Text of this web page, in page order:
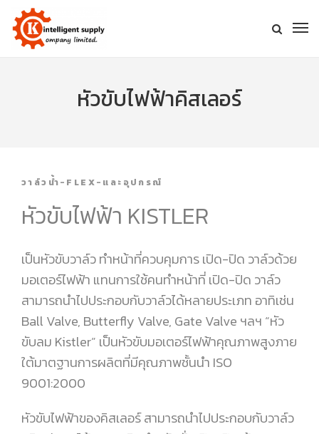
หัวขับไฟฟ้าคิสเลอร์
วาล์วน้ำ-FLEX-และอุปกรณ์
หัวขับไฟฟ้า KISTLER
เป็นหัวขับวาล์ว ทำหน้าที่ควบคุมการ เปิด-ปิด วาล์วด้วย
มอเตอร์ไฟฟ้า แทนการใช้คนทำหน้าที่ เปิด-ปิด วาล์ว
สามารถนำไปประกอบกับวาล์วได้หลายประเภท อาทิเช่น
Ball Valve, Butterfly Valve, Gate Valve ฯลฯ “หัว
ขับลม Kistler” เป็นหัวขับมอเตอร์ไฟฟ้าคุณภาพสูงภาย
ใต้มาตฐานการผลิตที่มีคุณภาพชั้นนำ ISO
9001:2000
หัวขับไฟฟ้าของคิสเลอร์ สามารถนำไปประกอบกับวาล์ว